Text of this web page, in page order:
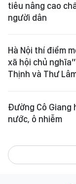
tiêu nâng cao
người dân
Hà Nội thí điểm
xã hội chủ
Thịnh và Thư
Đường Cô Giang
nước, ô nhiễm